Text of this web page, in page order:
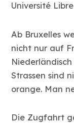
Université
Ab Bruxelles
nicht nur auf
Strassen sind
orange. Man
Die Zugfahrt